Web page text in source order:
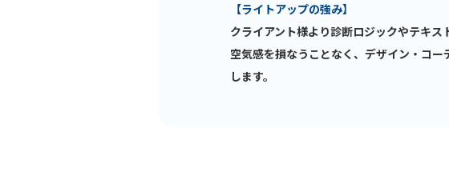
【ライトアップの強み】
クライアント様より診断ロジックやテキ
空気感を損なうことなく、デザイン・コ
します。